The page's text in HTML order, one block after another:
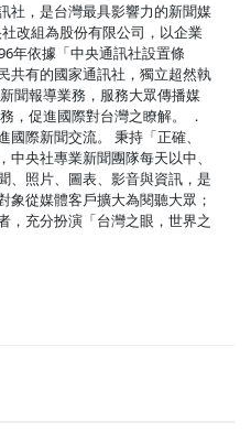
社，是台灣最具影響力的新聞媒
改組為股份有限公司，以企業
年依據「中央通訊社設置條
共有的國家通訊社，獨立超然執
聞報導業務，服務大眾傳播媒
，促進國際對台灣之瞭解。 ．
際新聞交流。 秉持「正確、
央社專業新聞團隊每天以中、
、照片、圖表、影音與資訊，是
象從媒體客戶擴大為閱聽大眾；
，充分扮演「台灣之眼，世界之